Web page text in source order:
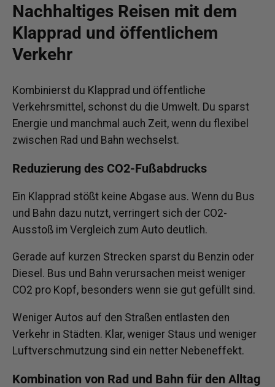
Nachhaltiges Reisen mit dem
Klapprad und öffentlichem
Verkehr
Kombinierst du Klapprad und öffentliche
Verkehrsmittel, schonst du die Umwelt. Du sparst
Energie und manchmal auch Zeit, wenn du flexibel
zwischen Rad und Bahn wechselst.
Reduzierung des CO2-Fußabdrucks
Ein Klapprad stößt keine Abgase aus. Wenn du Bus
und Bahn dazu nutzt, verringert sich der CO2-
Ausstoß im Vergleich zum Auto deutlich.
Gerade auf kurzen Strecken sparst du Benzin oder
Diesel. Bus und Bahn verursachen meist weniger
CO2 pro Kopf, besonders wenn sie gut gefüllt sind.
Weniger Autos auf den Straßen entlasten den
Verkehr in Städten. Klar, weniger Staus und weniger
Luftverschmutzung sind ein netter Nebeneffekt.
Kombination von Rad und Bahn für den Alltag